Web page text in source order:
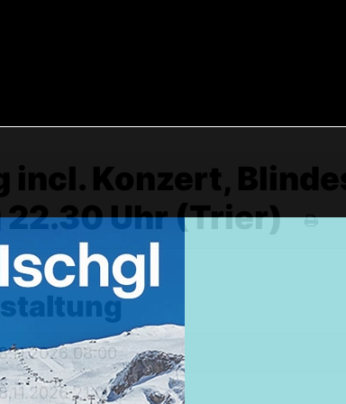
Weekendtrips
Ischgl: Closing 4 Tagestour
Ski & Snowboardservice
Infos Service
Service buchen
incl. Konzert,
22.30 Uhr (Trier)
08:00
21:00